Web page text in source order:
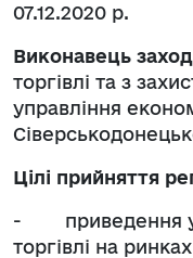
07.12.2020 р.
Виконавець
торгівлі та з
управління
Цілі прийняття
- приведення у
торгівлі на